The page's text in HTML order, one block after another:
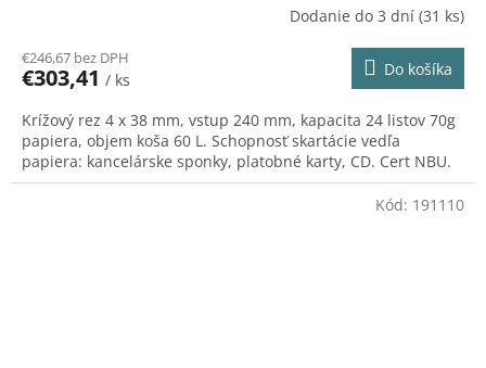
A
R
M
O
Dodanie do 3 dní (31 ks)
€246,67 bez DPH
€303,41 / ks
Do košíka
Krížový rez 4 x 38 mm, vstup 240 mm, kapacita 24 listov 70g
papiera, objem koša 60 L. Schopnosť skartácie vedľa
papiera: kancelárske sponky, platobné karty, CD. Cert NBU.
Kód: 191110